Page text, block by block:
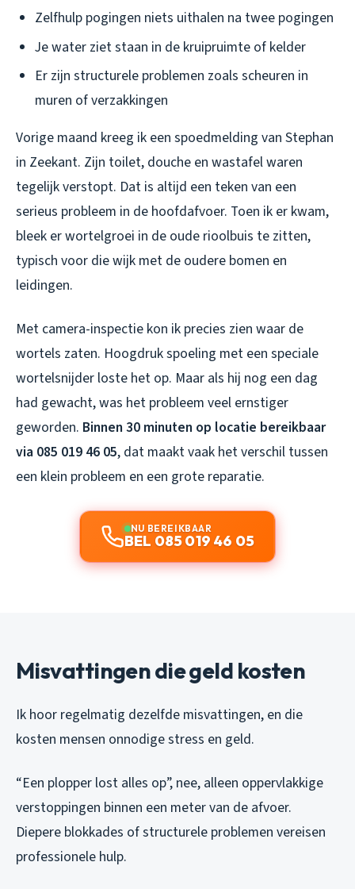
Zelfhulp pogingen niets uithalen na twee pogingen
Je water ziet staan in de kruipruimte of kelder
Er zijn structurele problemen zoals scheuren in
muren of verzakkingen
Vorige maand kreeg ik een spoedmelding van Stephan
in Zeekant. Zijn toilet, douche en wastafel waren
tegelijk verstopt. Dat is altijd een teken van een
serieus probleem in de hoofdafvoer. Toen ik er kwam,
bleek er wortelgroei in de oude rioolbuis te zitten,
typisch voor die wijk met de oudere bomen en
leidingen.
Met camera-inspectie kon ik precies zien waar de
wortels zaten. Hoogdruk spoeling met een speciale
wortelsnijder loste het op. Maar als hij nog een dag
had gewacht, was het probleem veel ernstiger
geworden. Binnen 30 minuten op locatie bereikbaar
via 085 019 46 05, dat maakt vaak het verschil tussen
een klein probleem en een grote reparatie.
NU BEREIKBAAR
BEL 085 019 46 05
Misvattingen die geld kosten
Ik hoor regelmatig dezelfde misvattingen, en die
kosten mensen onnodige stress en geld.
“Een plopper lost alles op”, nee, alleen oppervlakkige
verstoppingen binnen een meter van de afvoer.
Diepere blokkades of structurele problemen vereisen
professionele hulp.